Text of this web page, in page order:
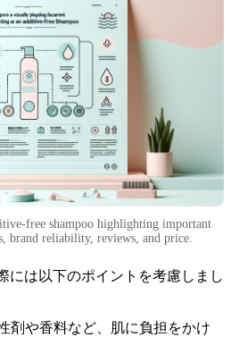
free shampoo highlighting important
brand reliability, reviews, and price.
には以下のポイントを考慮しまし
剤や香料など、肌に負担をかけ